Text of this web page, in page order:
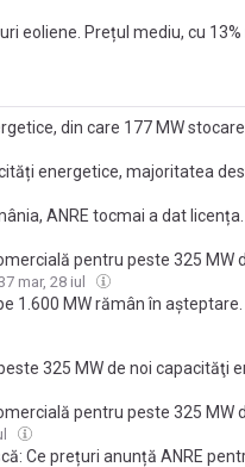
eoliene. Prețul mediu, cu
din care 177 MW stocare
parcurile fotovoltaice
energetice, majoritatea
ANRE tocmai a dat licența.
eoliană europeană
pentru peste 325 MW
mar, 28 iul
1.600 MW rămân în așteptare.
325 MW de noi capacităţi
pentru peste 325 MW
Ce prețuri anunță ANRE